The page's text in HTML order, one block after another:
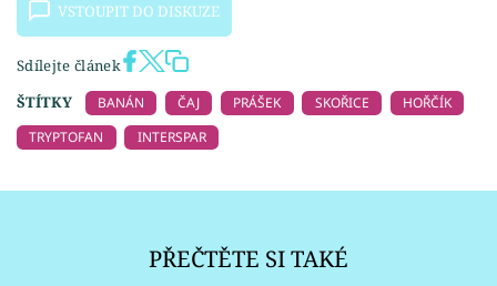
VSTOUPIT DO DISKUZE
Sdílejte článek
ŠTÍTKY
BANÁN ČAJ PRÁŠEK SKOŘICE
HOŘČÍK
TRYPTOFAN
INTERSPAR
PŘEČTĚTE SI TAKÉ